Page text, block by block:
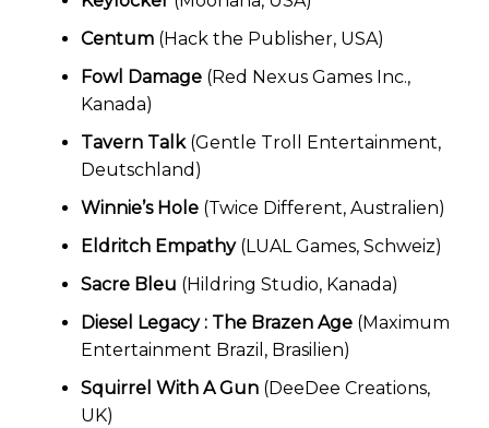
Centum(Hack the Publisher, USA)
Fowl Damage(Red Nexus Games Inc.,
Kanada)
Tavern Talk(Gentle Troll Entertainment,
Deutschland)
Winnie’s Hole(Twice Different, Australien)
Eldritch Empathy(LUAL Games, Schweiz)
Sacre Bleu (Hildring Studio, Kanada)
Diesel Legacy : The Brazen Age(Maximum
Entertainment Brazil, Brasilien)
Squirrel With A Gun(DeeDee Creations,
UK)